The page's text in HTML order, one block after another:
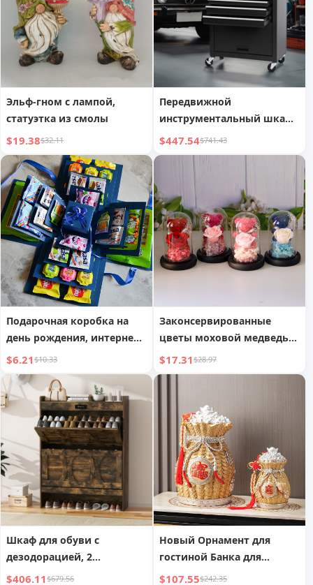
Эльф-гном с лампой,
статуэтка из смолы
$19.38$32.11
Передвижной
инструментальный шкаф
с 4 ящиками
$447.54$741.43
Подарочная коробка на
день рождения, интернет-
знаменитость, сюрприз,
взрыв-коробка, упаковка
подарков
$6.21$10.33
Законсервированные
цветы моховой медведь
стеклянный купол
украшение
$17.31$28.97
Шкаф для обуви с
дезодорацией, 2
откидными ящиками и
$406.11$679.56
Новый Орнамент для
гостиной Банка для
сбережения денег для
$107.55$242.35